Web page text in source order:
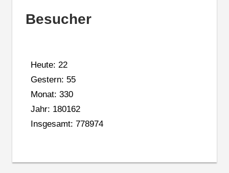
Besucher
Heute: 22
Gestern: 55
Monat: 330
Jahr: 180162
Insgesamt: 778974